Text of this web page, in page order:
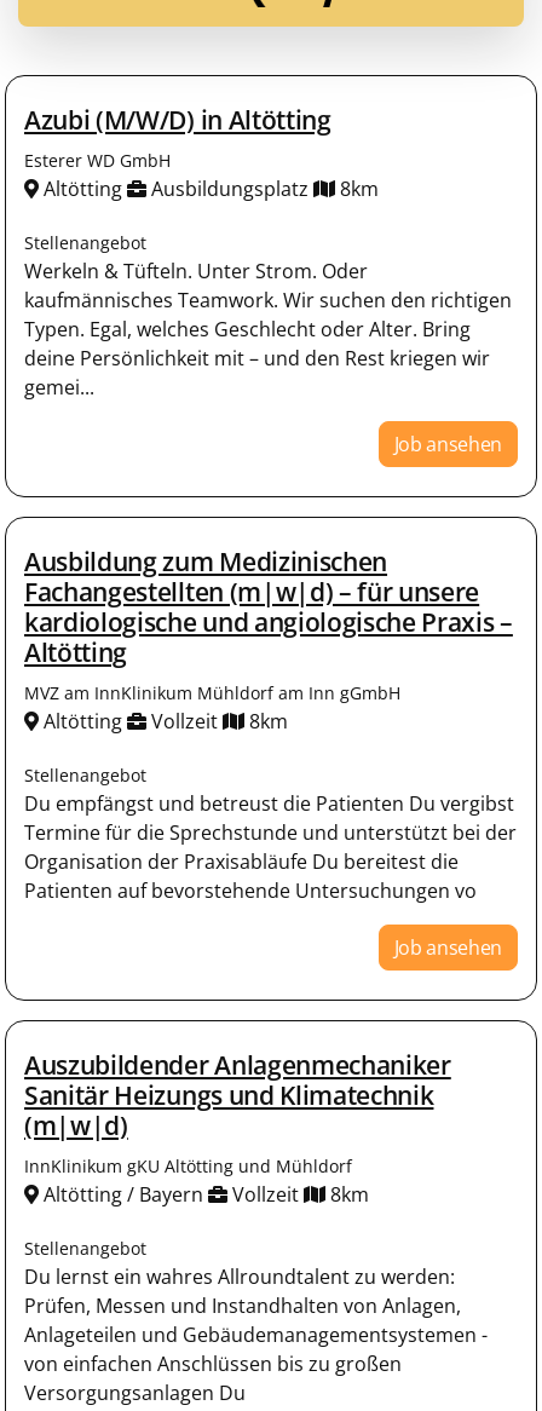
Azubi (M/W/D) in Altötting
Esterer WD GmbH
Altötting Ausbildungsplatz 8km
Stellenangebot
Werkeln & Tüfteln. Unter Strom. Oder
kaufmännisches Teamwork. Wir suchen den richtigen
Typen. Egal, welches Geschlecht oder Alter. Bring
deine Persönlichkeit mit – und den Rest kriegen wir
gemei...
Job ansehen
Ausbildung zum Medizinischen
Fachangestellten (m|w|d) – für unsere
kardiologische und angiologische Praxis –
Altötting
MVZ am InnKlinikum Mühldorf am Inn gGmbH
Altötting Vollzeit 8km
Stellenangebot
Du empfängst und betreust die Patienten Du vergibst
Termine für die Sprechstunde und unterstützt bei der
Organisation der Praxisabläufe Du bereitest die
Patienten auf bevorstehende Untersuchungen vo
Job ansehen
Auszubildender Anlagenmechaniker
Sanitär Heizungs und Klimatechnik
(m|w|d)
InnKlinikum gKU Altötting und Mühldorf
Altötting / Bayern Vollzeit 8km
Stellenangebot
Du lernst ein wahres Allroundtalent zu werden:
Prüfen, Messen und Instandhalten von Anlagen,
Anlageteilen und Gebäudemanagementsystemen -
von einfachen Anschlüssen bis zu großen
Versorgungsanlagen Du